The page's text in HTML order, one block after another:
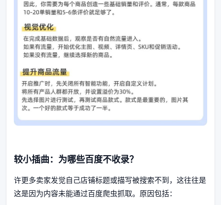
较小插曲：为哪些百度不收录？
许更多卖家发觉自己店铺标题或描写被搜索不到，这往往是
这是因为内容未能通过百度爬虫抓取。原因包括：